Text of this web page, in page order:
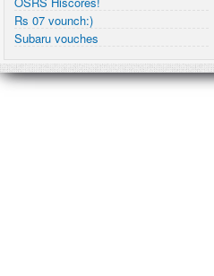
Rs 07 vounch:)
Subaru vouches